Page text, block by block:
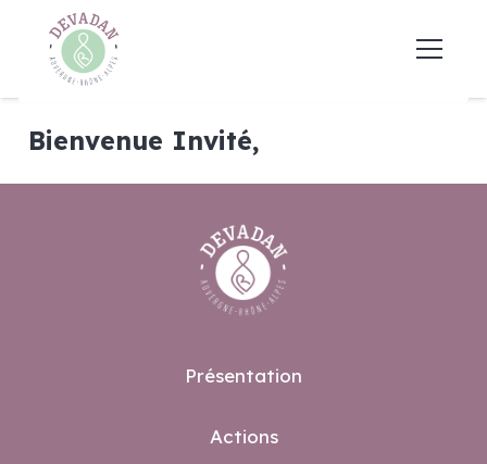
Bienvenue Invité,
Présentation
Actions